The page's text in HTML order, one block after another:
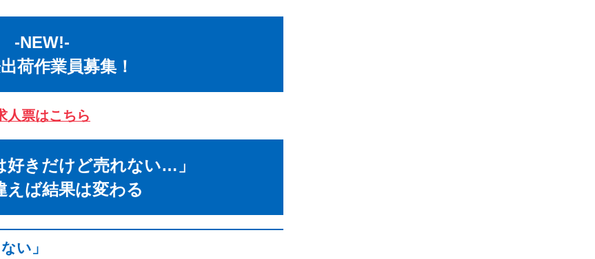
-NEW!-
荷作業員募集！
人票はこちら
好きだけど売れない…」
えば結果は変わる
い」